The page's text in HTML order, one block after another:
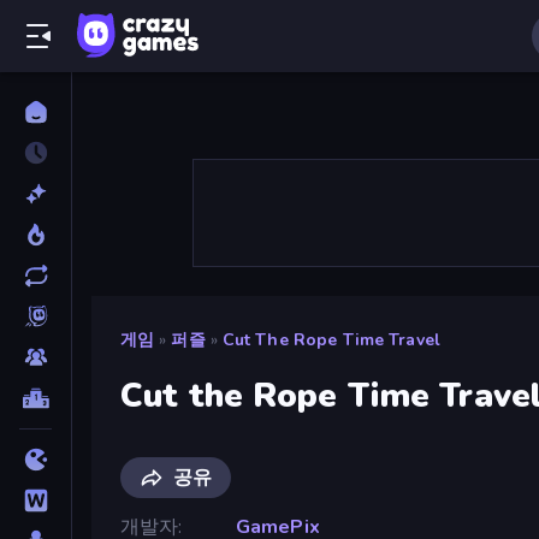
게임 » 퍼즐 » Cut The Rope Time Travel
Cut the Rope Time
공유
개발자
GamePix